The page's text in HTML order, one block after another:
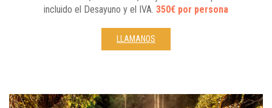
incluido el Desayuno y el IVA. 350€ por persona
LLAMANOS